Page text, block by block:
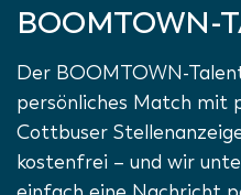
BOOMTOWN-
Der BOOMTOWN-
persönliches Match mit
Cottbuser
kostenfrei – und wir